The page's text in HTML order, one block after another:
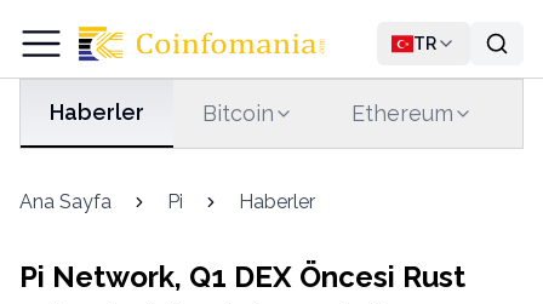
TR
Haberler Bitcoin Ethereum
Ana Sayfa Pi Haberler
Pi Network, Q1 DEX Öncesi Rust